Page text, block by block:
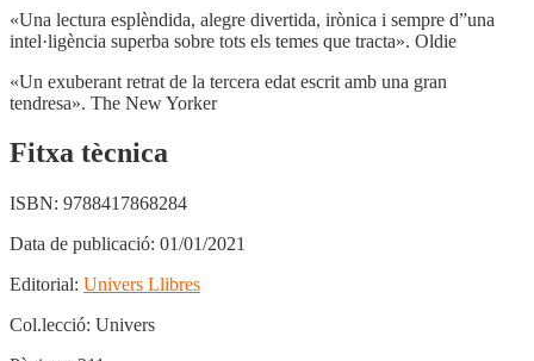
«Una lectura esplèndida, alegre divertida, irònica i sempre d”una
intel·ligència superba sobre tots els temes que tracta». Oldie
«Un exuberant retrat de la tercera edat escrit amb una gran
tendresa». The New Yorker
Fitxa tècnica
ISBN: 9788417868284
Data de publicació: 01/01/2021
Editorial: Univers Llibres
Col.lecció: Univers